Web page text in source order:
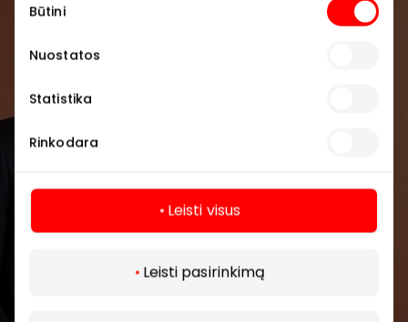
pasirinkimas
Būtini
Nuostatos
Statistika
Rinkodara
Leisti visus
Leisti pasirinkimą
Pirmieji sužinokite apie geriausius pasiūlymus,
Prenumeruoti
Daugiau